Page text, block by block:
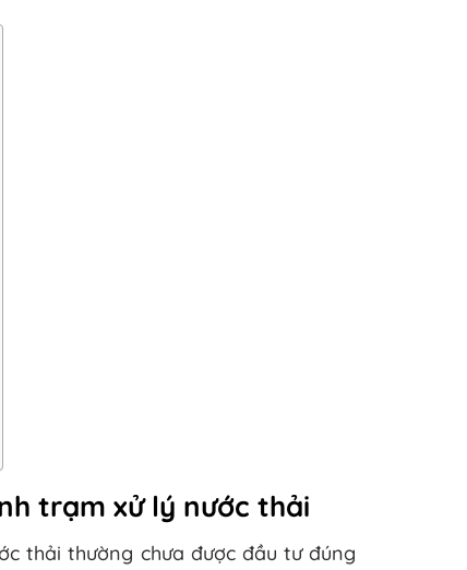
trạm xử lý nước thải
thải thường chưa được đầu tư đúng